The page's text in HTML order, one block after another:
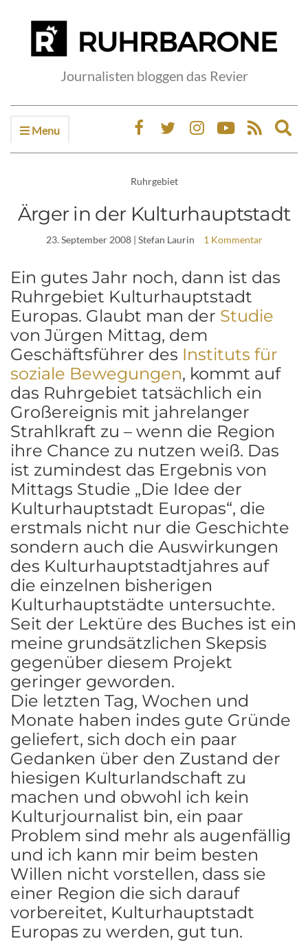
Journalisten bloggen das Revier
Menu
Ruhrgebiet
Ärger in der Kulturhauptstadt
23. September 2008| Stefan Laurin 1 Kommentar
Ein gutes Jahr noch, dann ist das
Ruhrgebiet Kulturhauptstadt
Europas. Glaubt man der Studie
von Jürgen Mittag, dem
Geschäftsführer des Instituts für
soziale Bewegungen, kommt auf
das Ruhrgebiet tatsächlich ein
Großereignis mit jahrelanger
Strahlkraft zu – wenn die Region
ihre Chance zu nutzen weiß. Das
ist zumindest das Ergebnis von
Mittags Studie „Die Idee der
Kulturhauptstadt Europas“, die
erstmals nicht nur die Geschichte
sondern auch die Auswirkungen
des Kulturhauptstadtjahres auf
die einzelnen bisherigen
Kulturhauptstädte untersuchte.
Seit der Lektüre des Buches ist ein
meine grundsätzlichen Skepsis
gegenüber diesem Projekt
geringer geworden.
Die letzten Tag, Wochen und
Monate haben indes gute Gründe
geliefert, sich doch ein paar
Gedanken über den Zustand der
hiesigen Kulturlandschaft zu
machen und obwohl ich kein
Kulturjournalist bin, ein paar
Problem sind mehr als augenfällig
und ich kann mir beim besten
Willen nicht vorstellen, dass sie
einer Region die sich darauf
vorbereitet, Kulturhauptstadt
Europas zu werden, gut tun.